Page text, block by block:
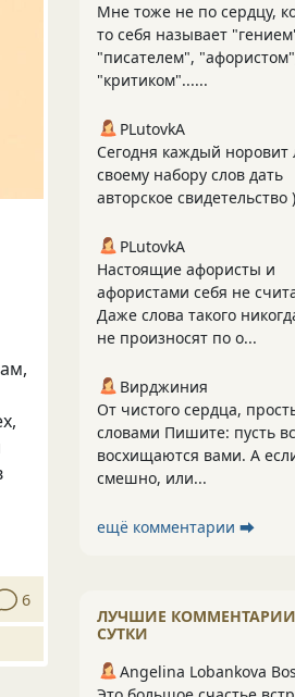
6
Мне тоже не по сердцу,
то себя называет
"писателем",
"критиком"......
PLutоvkА
Сегодня каждый
своему набору слов дать
авторское свидетельство )
PLutоvkА
Настоящие афористы и
афористами себя не
Даже слова такого
не произносят по о...
Вирджиния
От чистого сердца,
словами Пишите: пусть
восхищаются вами. А
смешно, или...
ещё комментарии ⮕
ЛУЧШИЕ
СУТКИ
Angelina Lobankova